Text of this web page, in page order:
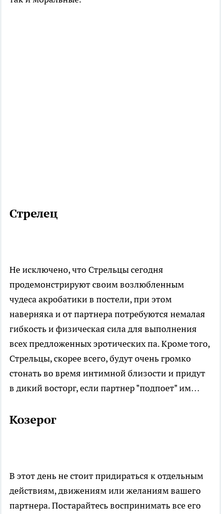
Стрелец
Не исключено, что Стрельцы сегодня
продемонстрируют своим возлюбленным
чудеса акробатики в постели, при этом
наверняка и от партнера потребуются немалая
гибкость и физическая сила для выполнения
всех предложенных эротических па. Кроме того,
Стрельцы, скорее всего, будут очень громко
стонать во время интимной близости и придут
в дикий восторг, если партнер "подпоет" им…
Козерог
В этот день не стоит придираться к отдельным
действиям, движениям или желаниям вашего
партнера. Постарайтесь воспринимать все его